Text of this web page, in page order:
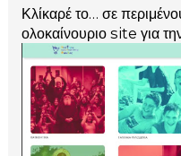
Κλίκαρέ το… σε
ολοκαίνουριο site για